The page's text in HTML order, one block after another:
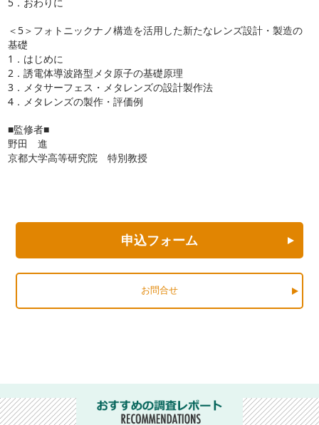
＜5＞フォトニックナノ構造を活用した新たなレンズ設計・製造の
基礎
1．はじめに
2．誘電体導波路型メタ原子の基礎原理
3．メタサーフェス・メタレンズの設計製作法
4．メタレンズの製作・評価例
■監修者■
野田 進
京都大学高等研究院 特別教授
申込フォーム
お問合せ